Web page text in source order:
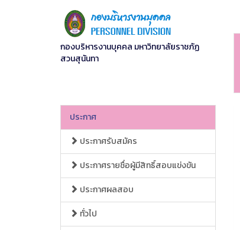
กองบริหารงานบุคคล มหาวิทยาลัยราชภัฏ
สวนสุนันทา
ประกาศ
ประกาศรับสมัคร
ประกาศรายชื่อผู้มีสิทธิ์สอบแข่งขัน
ประกาศผลสอบ
ทั่วไป